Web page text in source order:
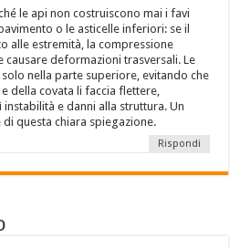
le api non costruiscono mai i favi
o le asticelle inferiori: se il
alle estremità, la compressione
causare deformazioni trasversali. Le
nella parte superiore, evitando che
della covata li faccia flettere,
e danni alla struttura. Un
di questa chiara spiegazione.
Rispondi